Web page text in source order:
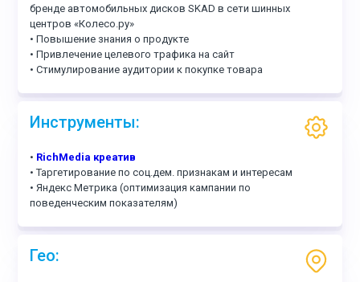
бренде автомобильных дисков SKAD в сети шинных
центров «Колесо.ру»
• Повышение знания о продукте
• Привлечение целевого трафика на сайт
• Стимулирование аудитории к покупке товара
Инструменты:
• RichMedia креатив
• Таргетирование по соц.дем. признакам и интересам
• Яндекс Метрика (оптимизация кампании по
поведенческим показателям)
Гео: